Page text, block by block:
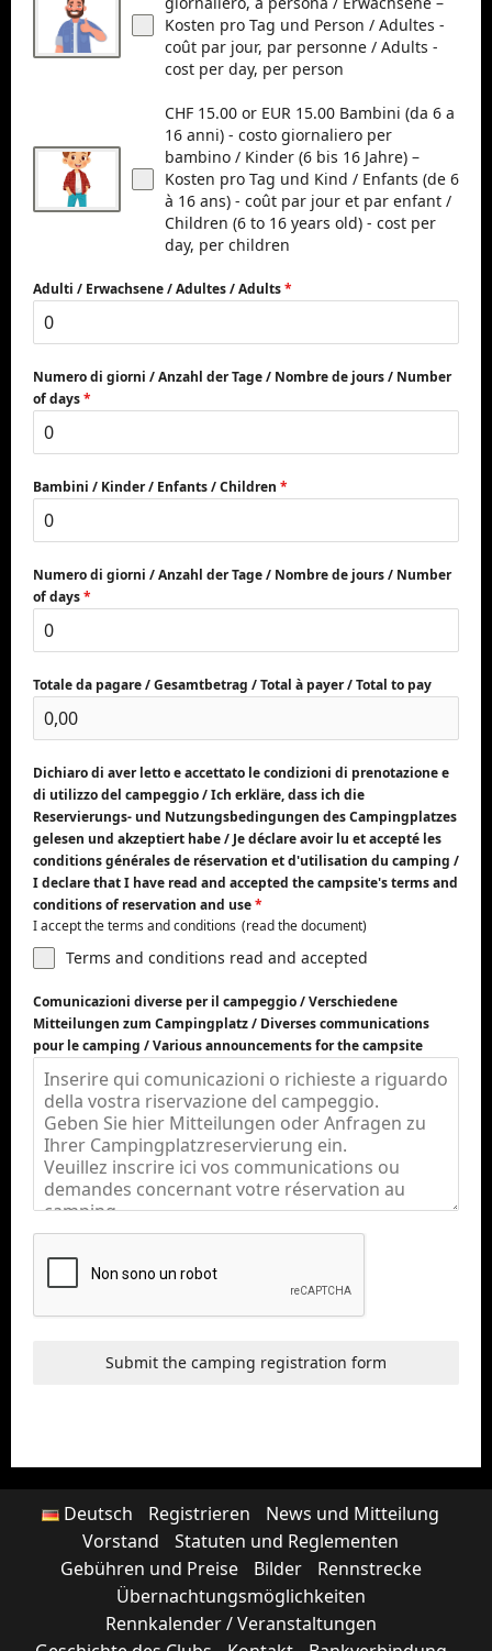
Kosten pro Tag und Person / Adultes -
coût par jour, par personne / Adults -
cost per day, per person
CHF 15.00 or EUR 15.00 Bambini (da 6 a
16 anni) - costo giornaliero per
bambino / Kinder (6 bis 16 Jahre) –
Kosten pro Tag und Kind / Enfants (de 6
à 16 ans) - coût par jour et par enfant /
Children (6 to 16 years old) - cost per
day, per children
Adulti / Erwachsene / Adultes / Adults*
Numero di giorni / Anzahl der Tage / Nombre de jours / Number
of days*
Bambini / Kinder / Enfants / Children *
Numero di giorni / Anzahl der Tage / Nombre de jours / Number
of days*
Totale da pagare / Gesamtbetrag / Total à payer / Total to pay
Dichiaro di aver letto e accettato le condizioni di prenotazione e
di utilizzo del campeggio / Ich erkläre, dass ich die
Reservierungs- und Nutzungsbedingungen des Campingplatzes
gelesen und akzeptiert habe / Je déclare avoir lu et accepté les
conditions générales de réservation et d'utilisation du camping /
I declare that I have read and accepted the campsite's terms and
conditions of reservation and use*
I accept the terms and conditions (read the document)
Terms and conditions read and accepted
Comunicazioni diverse per il campeggio / Verschiedene
Mitteilungen zum Campingplatz / Diverses communications
pour le camping / Various announcements for the campsite
Submit the camping registration form
Deutsch Registrieren
News und Mitteilung
Vorstand
Statuten und Reglementen
Gebühren und Preise
Bilder
Rennstrecke
Übernachtungsmöglichkeiten
Rennkalender / Veranstaltungen